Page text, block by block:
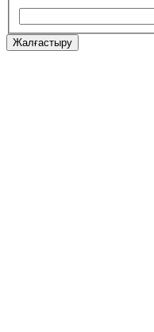
Жалғастыру